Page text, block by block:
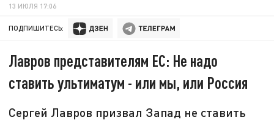
13 ИЮЛЯ 17:06
ПОДПИШИТЕСЬ:
Лавров представителям ЕС: Не надо
ставить ультиматум - или мы, или Россия
Сергей Лавров призвал Запад не ставить